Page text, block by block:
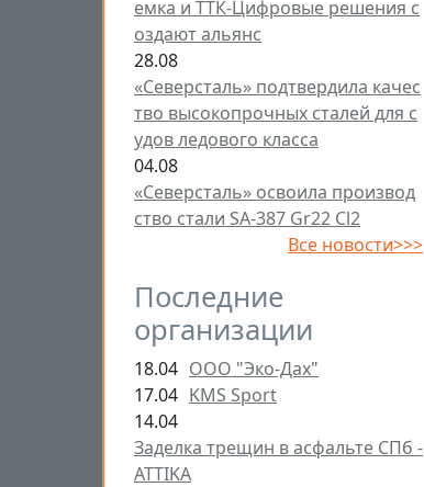
емка и ТТК-Цифровые решения с
оздают альянс
28.08
«Северсталь» подтвердила качес
тво высокопрочных сталей для с
удов ледового класса
04.08
«Северсталь» освоила производ
ство стали SA-387 Gr22 Cl2
Все новости>>>
Последние
организации
18.04 ООО "Эко-Дах"
17.04 KMS Sport
14.04
Заделка трещин в асфальте СПб -
ATTIKA